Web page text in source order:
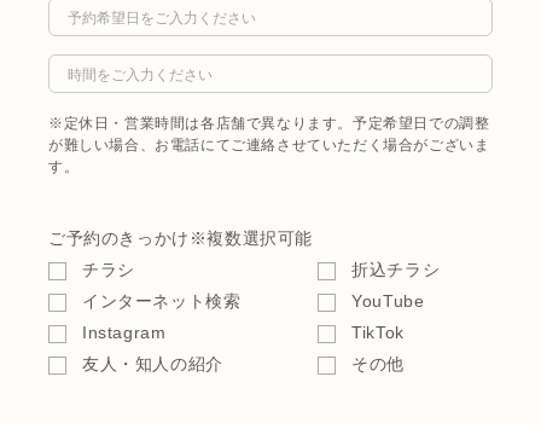
※定休日・営業時間は各店舗で異なります。予定希望日での調整
が難しい場合、お電話にてご連絡させていただく場合がございま
す。
ご予約のきっかけ ※複数選択可能
チラシ
折込チラシ
インターネット検索
YouTube
Instagram
TikTok
友人・知人の紹介
その他